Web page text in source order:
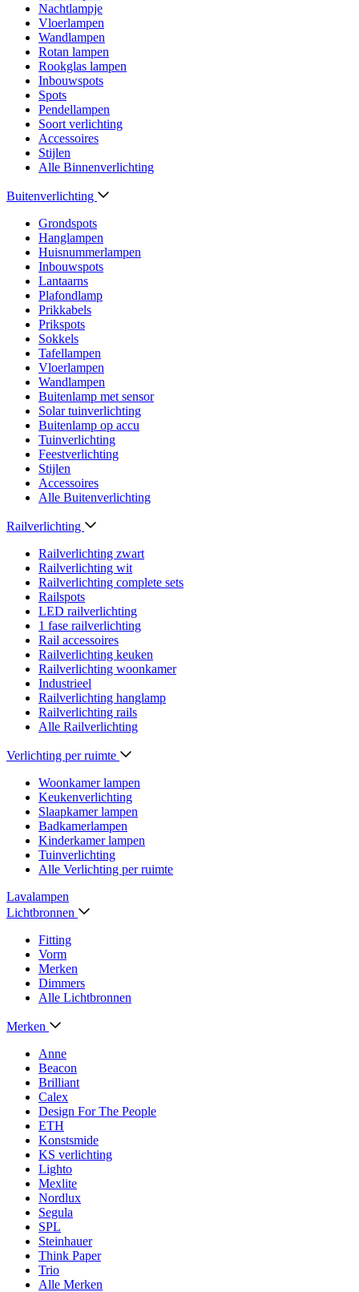
Nachtlampje
Vloerlampen
Wandlampen
Rotan lampen
Rookglas lampen
Inbouwspots
Spots
Pendellampen
Soort verlichting
Accessoires
Stijlen
Alle Binnenverlichting
Buitenverlichting
Grondspots
Hanglampen
Huisnummerlampen
Inbouwspots
Lantaarns
Plafondlamp
Prikkabels
Prikspots
Sokkels
Tafellampen
Vloerlampen
Wandlampen
Buitenlamp met sensor
Solar tuinverlichting
Buitenlamp op accu
Tuinverlichting
Feestverlichting
Stijlen
Accessoires
Alle Buitenverlichting
Railverlichting
Railverlichting zwart
Railverlichting wit
Railverlichting complete sets
Railspots
LED railverlichting
1 fase railverlichting
Rail accessoires
Railverlichting keuken
Railverlichting woonkamer
Industrieel
Railverlichting hanglamp
Railverlichting rails
Alle Railverlichting
Verlichting per ruimte
Woonkamer lampen
Keukenverlichting
Slaapkamer lampen
Badkamerlampen
Kinderkamer lampen
Tuinverlichting
Alle Verlichting per ruimte
Lavalampen
Lichtbronnen
Fitting
Vorm
Merken
Dimmers
Alle Lichtbronnen
Merken
Anne
Beacon
Brilliant
Calex
Design For The People
ETH
Konstsmide
KS verlichting
Lighto
Mexlite
Nordlux
Segula
SPL
Steinhauer
Think Paper
Trio
Alle Merken